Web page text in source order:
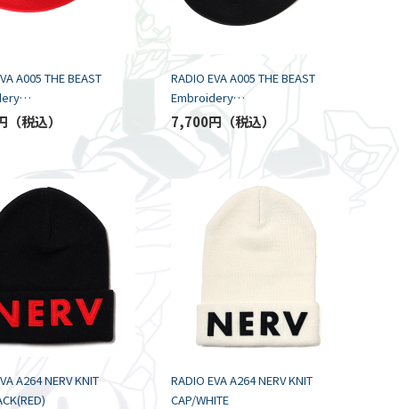
A005 THE BEAST
FREE
RADIO EVA A005 THE BEAST
Embroidery
Cap/GRAY×BLACK/FREE
7,700円
A264 NERV KNIT
RADIO EVA A264 NERV KNIT
CAP/WHITE